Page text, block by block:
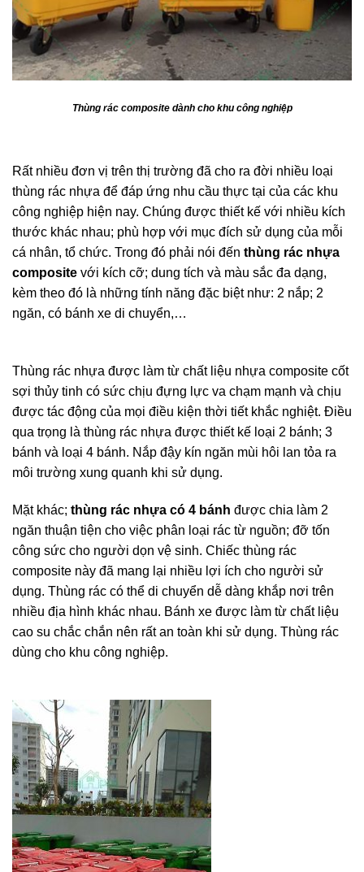
Thùng rác composite dành cho khu công nghiệp
Rất nhiều đơn vị trên thị trường đã cho ra đời nhiều loại
thùng rác nhựa để đáp ứng nhu cầu thực tại của các khu
công nghiệp hiện nay. Chúng được thiết kế với nhiều kích
thước khác nhau; phù hợp với mục đích sử dụng của mỗi
cá nhân, tổ chức. Trong đó phải nói đến thùng rác nhựa
composite với kích cỡ; dung tích và màu sắc đa dạng,
kèm theo đó là những tính năng đặc biệt như: 2 nắp; 2
ngăn, có bánh xe di chuyển,…
Thùng rác nhựa được làm từ chất liệu nhựa composite cốt
sợi thủy tinh có sức chịu đựng lực va chạm mạnh và chịu
được tác động của mọi điều kiện thời tiết khắc nghiệt. Điều
qua trọng là thùng rác nhựa được thiết kế loại 2 bánh; 3
bánh và loại 4 bánh. Nắp đậy kín ngăn mùi hôi lan tỏa ra
môi trường xung quanh khi sử dụng.
Mặt khác; thùng rác nhựa có 4 bánh được chia làm 2
ngăn thuận tiện cho việc phân loại rác từ nguồn; đỡ tốn
công sức cho người dọn vệ sinh. Chiếc thùng rác
composite này đã mang lại nhiều lợi ích cho người sử
dụng. Thùng rác có thể di chuyển dễ dàng khắp nơi trên
nhiều địa hình khác nhau. Bánh xe được làm từ chất liệu
cao su chắc chắn nên rất an toàn khi sử dụng. Thùng rác
dùng cho khu công nghiệp.